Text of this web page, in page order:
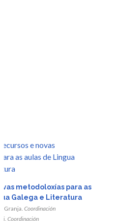
metodoloxías para as
Galega e Literatura
Granja. Coordinación
Coordinación